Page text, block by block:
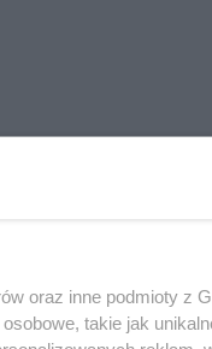
oraz inne podmioty z
takie jak